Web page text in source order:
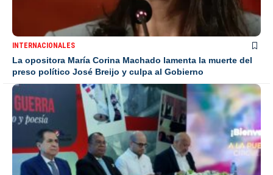
INTERNACIONALES
La opositora María Corina Machado lamenta la muerte del
preso político José Breijo y culpa al Gobierno